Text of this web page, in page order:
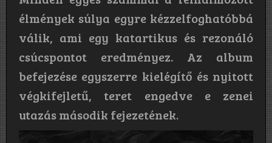
élmények súlya egyre kézzelfoghatóbbá
válik, ami egy katartikus és rezonáló
csúcspontot eredményez. Az album
befejezése egyszerre kielégítő és nyitott
végkifejletű, teret engedve e zenei
utazás második fejezetének.